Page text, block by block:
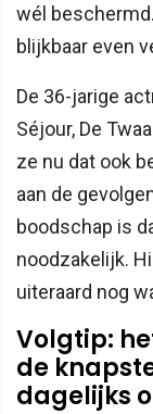
wél
blijkbaar even
De 36-jarige
Séjour, De
ze nu dat ook
aan de
boodschap is
noodzakelijk.
uiteraard nog
Volgtip:
de
dagelijks